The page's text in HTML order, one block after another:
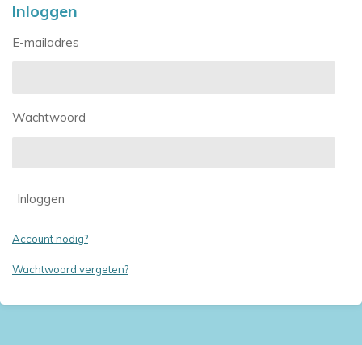
Inloggen
E-mailadres
Wachtwoord
Inloggen
Account nodig?
Wachtwoord vergeten?